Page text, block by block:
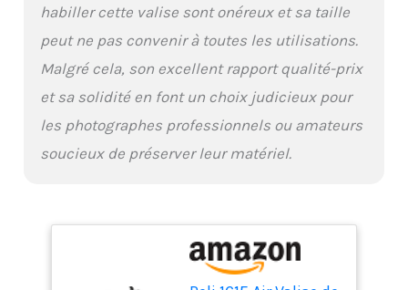
: 76,75 kg
habiller cette valise sont onéreux et sa taille
peut ne pas convenir à toutes les utilisations.
Malgré cela, son excellent rapport qualité-prix
et sa solidité en font un choix judicieux pour
les photographes professionnels ou amateurs
soucieux de préserver leur matériel.